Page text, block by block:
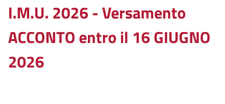
I.M.U. 2026 - Versamento
ACCONTO entro il 16 GIUGNO
2026